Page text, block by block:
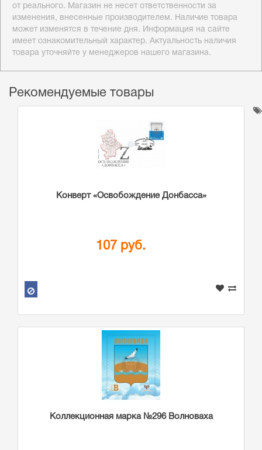
от реального. Магазин не несет ответственности за
изменения, внесенные производителем. Наличие товара
может изменятся в течение дня. Информация на сайте
имеет ознакомительный характер. Актуальность наличия
товара уточняйте у менеджеров нашего магазина.
Рекомендуемые товары
Конверт «Освобождение Донбасса»
107 руб.
Коллекционная марка №296 Волноваха